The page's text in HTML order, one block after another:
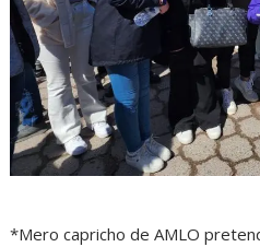
*Mero capricho de AMLO